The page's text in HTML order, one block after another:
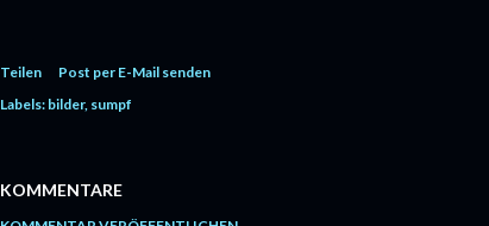
Teilen
Post per E-Mail senden
Labels: bilder sumpf
KOMMENTARE